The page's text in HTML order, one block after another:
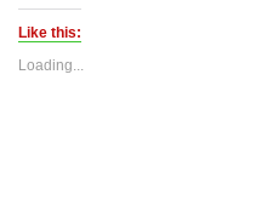
(Opens
in
new
Like this:
Loading...